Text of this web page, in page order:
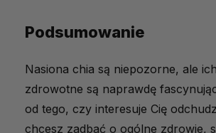
Podsumowanie
Nasiona chia są niepozorne, ale
zdrowotne są naprawdę
od tego, czy interesuje Cię
chcesz zadbać o ogólne zdrowie,